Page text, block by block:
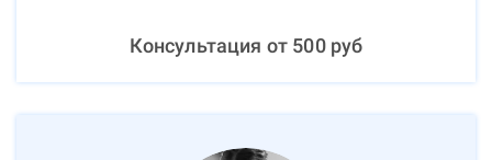
Консультация от 500руб